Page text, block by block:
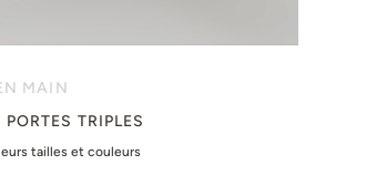
MAIN
TRIPLES
tailles et couleurs